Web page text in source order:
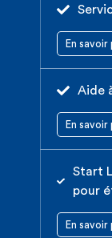
En savoir
Aide
En savoir
Start
pour
En savoir